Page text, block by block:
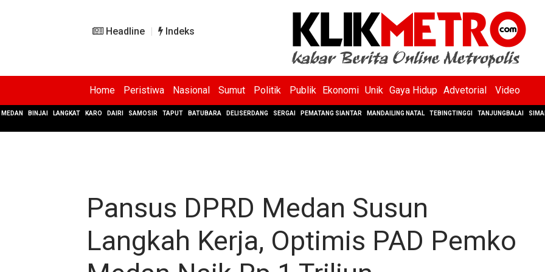
Headline Indeks
Home Peristiwa Nasional Sumut Politik Publik Ekonomi Unik Gaya Hidup Advetorial Video
MEDAN BINJAI LANGKAT KARO DAIRI SAMOSIR TAPUT BATUBARA DELISERDANG SERGAI PEMATANG SIANTAR MANDAILING NATAL TEBINGTINGGI TANJUNGBALAI
Pansus DPRD Medan Susun
Langkah Kerja, Optimis PAD Pemko